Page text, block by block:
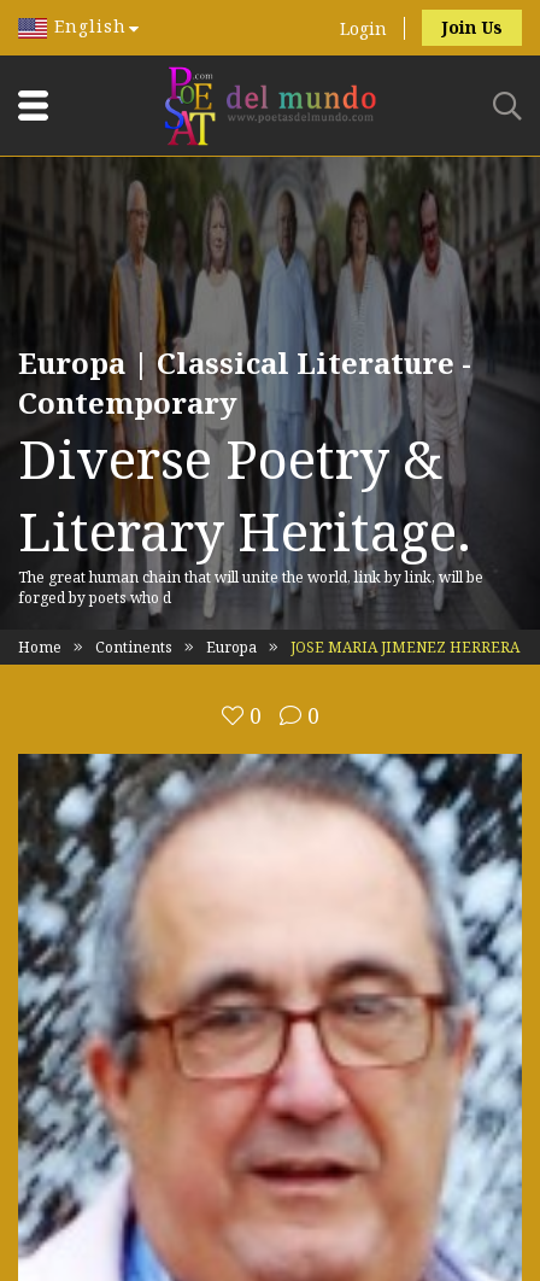
English Login Join Us
Europa | Classical Literature -
Contemporary
Diverse Poetry &
Literary Heritage.
The great human chain that will unite the world, link by link, will be
forged by poets who d
Home Continents Europa JOSE MARIA JIMENEZ HERRERA
0 0